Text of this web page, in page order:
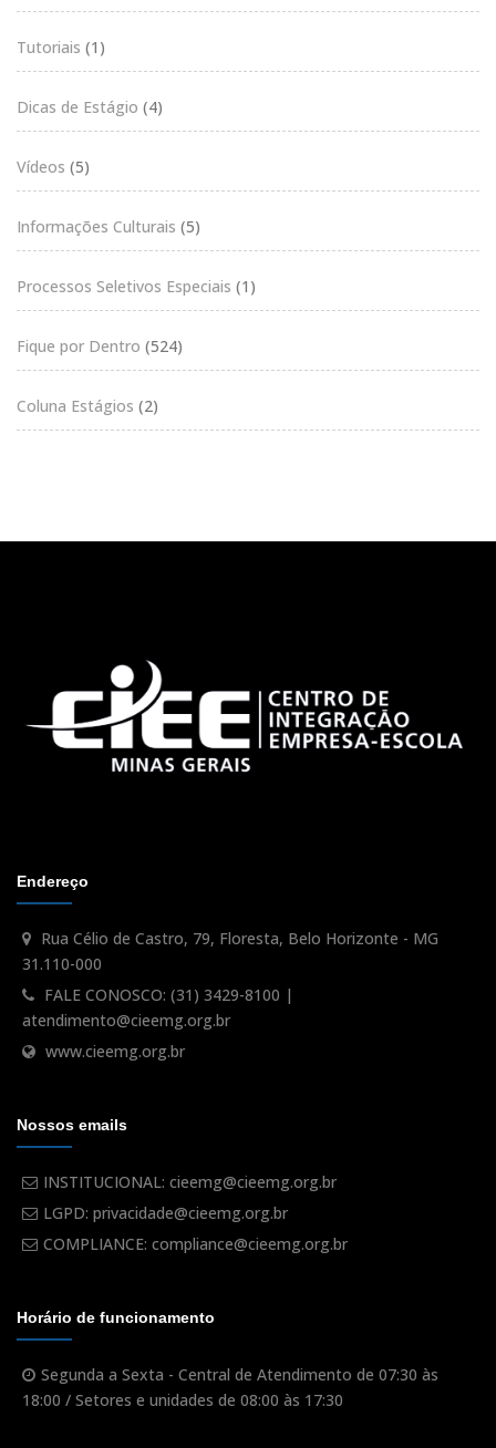
Tutoriais (1)
Dicas de Estágio (4)
Vídeos (5)
Informações Culturais (5)
Processos Seletivos Especiais (1)
Fique por Dentro (524)
Coluna Estágios (2)
Endereço
Rua Célio de Castro, 79, Floresta, Belo Horizonte - MG
31.110-000
FALE CONOSCO: (31) 3429-8100 |
atendimento@cieemg.org.br
www.cieemg.org.br
Nossos emails
INSTITUCIONAL: cieemg@cieemg.org.br
LGPD: privacidade@cieemg.org.br
COMPLIANCE: compliance@cieemg.org.br
Horário de funcionamento
Segunda a Sexta - Central de Atendimento de 07:30 às
18:00 / Setores e unidades de 08:00 às 17:30